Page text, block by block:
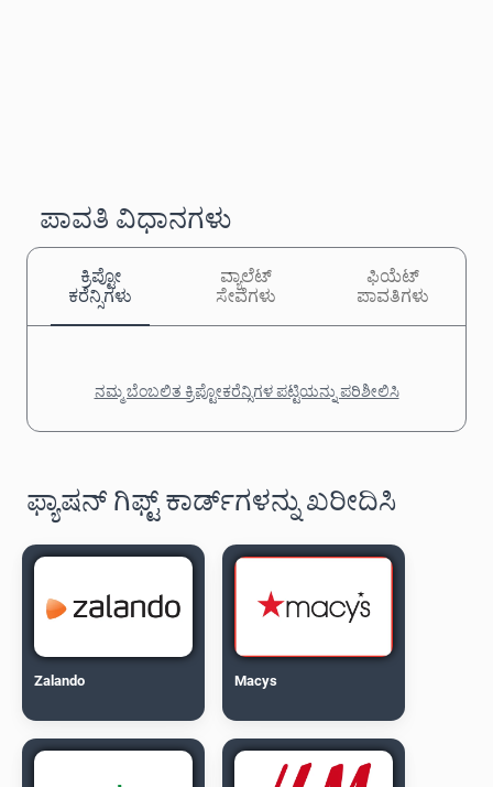
ಪಾವತಿ ವಿಧಾನಗಳು
ಕ್ರಿಪ್ಟೋ
ಕರೆನ್ಸಿಗಳು
ವ್ಯಾಲೆಟ್
ಸೇವೆಗಳು
ಫಿಯೆಟ್
ಪಾವತಿಗಳು
ನಮ್ಮ ಬೆಂಬಲಿತ ಕ್ರಿಪ್ಟೋಕರೆನ್ಸಿಗಳ ಪಟ್ಟಿಯನ್ನು ಪರಿಶೀಲಿಸಿ
ಫ್ಯಾಷನ್ ಗಿಫ್ಟ್ ಕಾರ್ಡ್‌ಗಳನ್ನು ಖರೀದಿಸಿ
Zalando Macys